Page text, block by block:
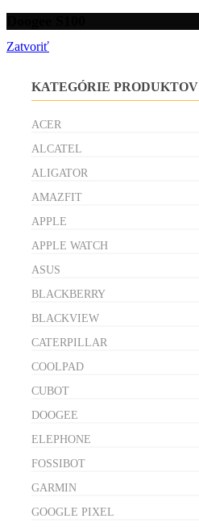
Zatvoriť
KATEGÓRIE PRODUKTOV
ACER
ALCATEL
ALIGATOR
AMAZFIT
APPLE
APPLE WATCH
ASUS
BLACKBERRY
BLACKVIEW
CATERPILLAR
COOLPAD
CUBOT
DOOGEE
ELEPHONE
FOSSIBOT
GARMIN
GOOGLE PIXEL